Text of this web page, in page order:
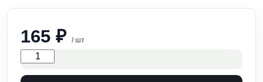
165 ₽ / шт
Количество
товара
Ремень